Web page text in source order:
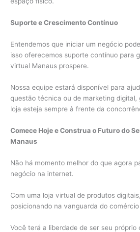
Suporte e Crescimento Contínuo
Entendemos que iniciar um negócio
isso oferecemos suporte contínuo para
virtual Manaus prospere.
Nossa equipe estará disponível para
questão técnica ou de marketing digital,
loja esteja sempre à frente da
Comece Hoje e Construa o Futuro do
Manaus
Não há momento melhor do que agora
negócio na internet.
Com uma loja virtual de produtos
posicionando na vanguarda do
Você terá a liberdade de ser seu próprio